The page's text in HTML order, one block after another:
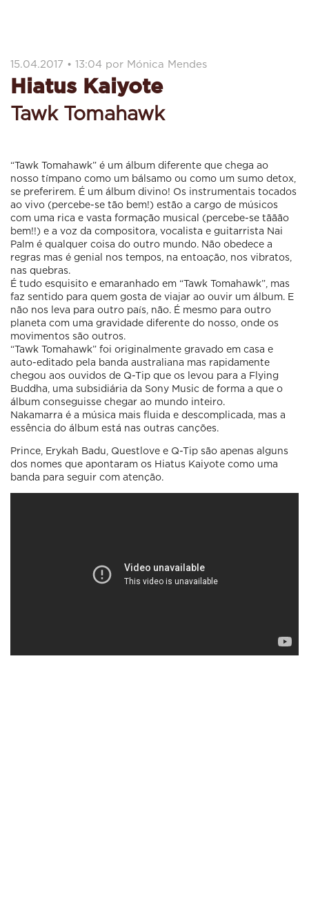
15.04.2017 • 13:04 por Mónica Mendes
Hiatus Kaiyote
Tawk Tomahawk
“Tawk Tomahawk” é um álbum diferente que chega ao
nosso tímpano como um bálsamo ou como um sumo detox,
se preferirem. É um álbum divino! Os instrumentais tocados
ao vivo (percebe-se tão bem!) estão a cargo de músicos
com uma rica e vasta formação musical (percebe-se tããão
bem!!) e a voz da compositora, vocalista e guitarrista Nai
Palm é qualquer coisa do outro mundo. Não obedece a
regras mas é genial nos tempos, na entoação, nos vibratos,
nas quebras.
É tudo esquisito e emaranhado em “Tawk Tomahawk”, mas
faz sentido para quem gosta de viajar ao ouvir um álbum. E
não nos leva para outro país, não. É mesmo para outro
planeta com uma gravidade diferente do nosso, onde os
movimentos são outros.
“Tawk Tomahawk” foi originalmente gravado em casa e
auto-editado pela banda australiana mas rapidamente
chegou aos ouvidos de Q-Tip que os levou para a Flying
Buddha, uma subsidiária da Sony Music de forma a que o
álbum conseguisse chegar ao mundo inteiro.
Nakamarra é a música mais fluida e descomplicada, mas a
essência do álbum está nas outras canções.
Prince, Erykah Badu, Questlove e Q-Tip são apenas alguns
dos nomes que apontaram os Hiatus Kaiyote como uma
banda para seguir com atenção.